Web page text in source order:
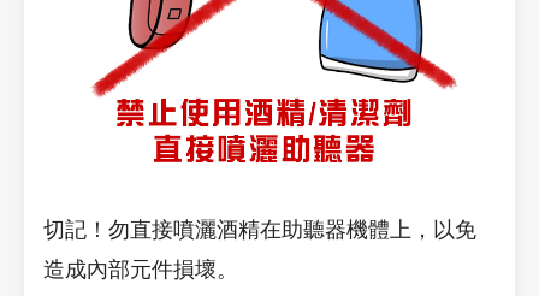
切記！勿直接噴灑酒精在助聽器機體上，以免
造成內部元件損壞。